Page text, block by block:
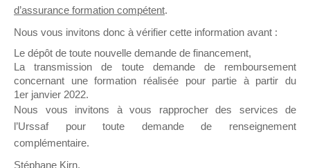
Propositions Mallette du Dirigeant.
Ce groupe propose un forum dédié au support
sur lequel il est possible de laisser un message
ou poser une question.
NB : Il est nécessaire d’être
pouvoir rejoindre ce groupe
d’assurance formation compétent.
Nous vous invitons donc à vérifier cette information avant :
Le dépôt de toute nouvelle demande de financement,
La transmission de toute demande de remboursement
concernant une formation réalisée pour partie à partir du
1er janvier 2022.
Nous vous invitons à vous rapprocher des services de
l’Urssaf pour toute demande de renseignement
complémentaire.
Stéphane Kirn,